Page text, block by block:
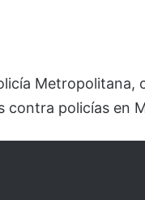
contra policías en